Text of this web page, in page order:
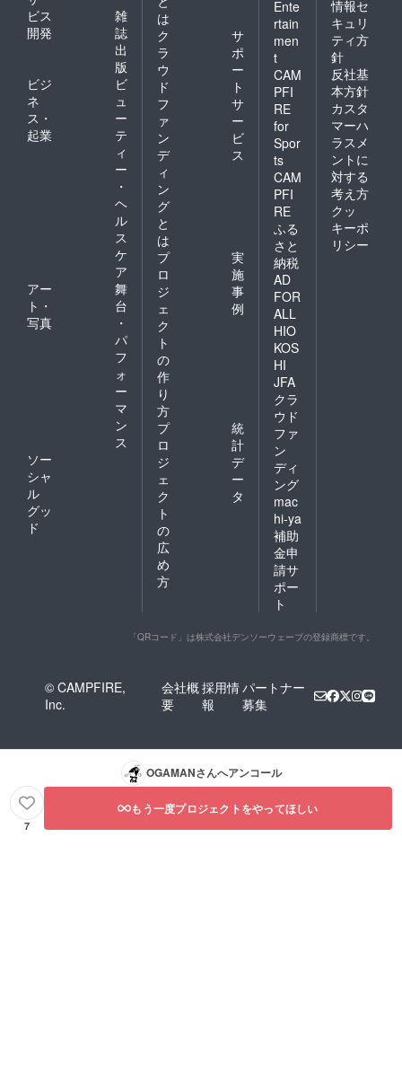
ビス
開発
雑
誌
出
版
ビジ
ネ
ス・
起業
ビ
ュ
ー
テ
ィ
ー
・
ヘ
ル
ス
ケ
ア
アー
ト・
写真
舞
台
・
パ
フ
ォ
ー
マ
ン
ス
ソー
シャ
ル
グッ
ド
は
ク
ラ
ウ
ド
フ
ァ
ン
デ
ィ
ン
グ
と
は
サ
ポ
ー
ト
サ
ー
ビ
ス
プ
ロ
ジ
ェ
ク
ト
の
作
り
方
実
施
事
例
プ
ロ
ジ
ェ
ク
ト
の
広
め
方
統
計
デ
ー
タ
Ente
rtain
men
t
CAM
PFI
RE
for
Spor
ts
CAM
PFI
RE
ふる
さと
納税
AD
FOR
ALL
HIO
KOS
HI
JFA
クラ
ウド
ファ
ン
ディ
ング
mac
hi-ya
補助
金申
請サ
ポー
ト
情報セ
キュリ
ティ方
針
反社基
本方針
カスタ
マーハ
ラスメ
ントに
対する
考え方
クッ
キーポ
リシー
「QRコード」は株式会社デンソーウェーブの登録商標です。
© CAMPFIRE,
Inc.
会社概
要
採用情
報
パートナー
募集
OGAMANさんへアンコール
7
もう一度プロジェクトをやってほしい